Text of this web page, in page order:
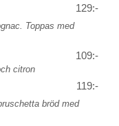
129:-
Toppas med
109:-
citron
119:-
bröd med